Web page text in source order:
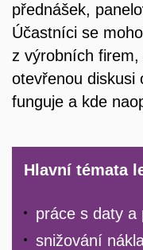
přednášek,
Účastníci se
z výrobních
otevřenou diskusi
funguje a kde
Hlavní témata
práce s daty a
snižování